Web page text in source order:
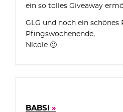
ein so tolles Giveaway
GLG und noch ein schönes
Pfingswochenende,
Nicole 🙂
BABSI